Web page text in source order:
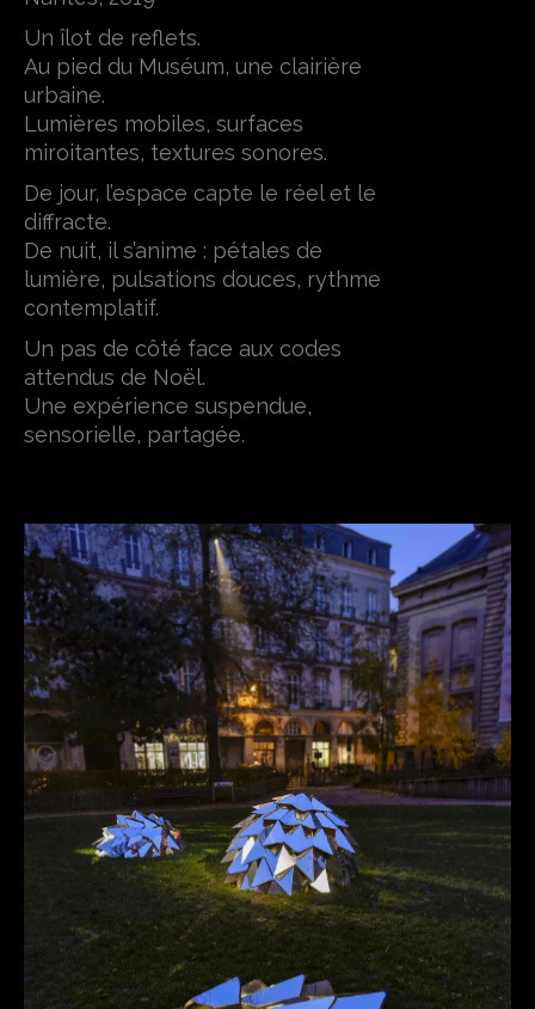
Un îlot de reflets.
Au pied du Muséum, une clairière
urbaine.
Lumières mobiles, surfaces
miroitantes, textures sonores.
De jour, l’espace capte le réel et le
diffracte.
De nuit, il s’anime : pétales de
lumière, pulsations douces, rythme
contemplatif.
Un pas de côté face aux codes
attendus de Noël.
Une expérience suspendue,
sensorielle, partagée.